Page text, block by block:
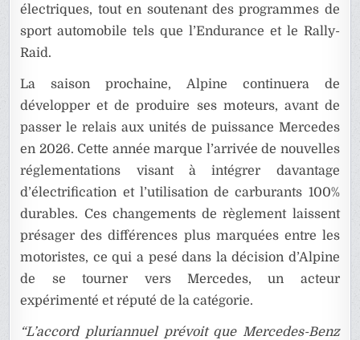
électriques, tout en soutenant des programmes de
sport automobile tels que l’Endurance et le Rally-
Raid.
La saison prochaine, Alpine continuera de
développer et de produire ses moteurs, avant de
passer le relais aux unités de puissance Mercedes
en 2026. Cette année marque l’arrivée de nouvelles
réglementations visant à intégrer davantage
d’électrification et l’utilisation de carburants 100%
durables. Ces changements de règlement laissent
présager des différences plus marquées entre les
motoristes, ce qui a pesé dans la décision d’Alpine
de se tourner vers Mercedes, un acteur
expérimenté et réputé de la catégorie.
“L’accord pluriannuel prévoit que Mercedes-Benz